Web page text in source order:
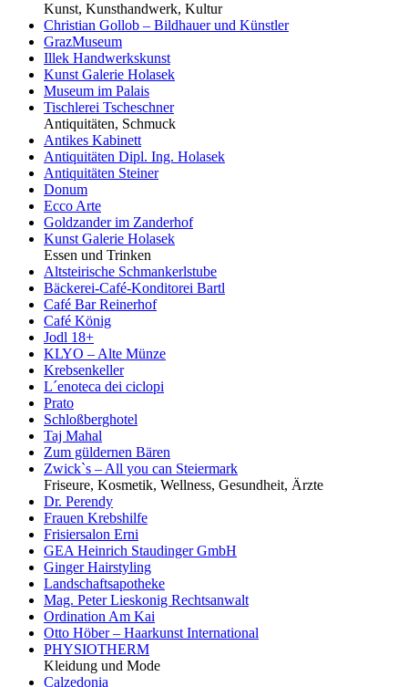
Kunst, Kunsthandwerk, Kultur
Christian Gollob – Bildhauer und Künstler
GrazMuseum
Illek Handwerkskunst
Kunst Galerie Holasek
Museum im Palais
Tischlerei Tscheschner
Antiquitäten, Schmuck
Antikes Kabinett
Antiquitäten Dipl. Ing. Holasek
Antiquitäten Steiner
Donum
Ecco Arte
Goldzander im Zanderhof
Kunst Galerie Holasek
Essen und Trinken
Altsteirische Schmankerlstube
Bäckerei-Café-Konditorei Bartl
Café Bar Reinerhof
Café König
Jodl 18+
KLYO – Alte Münze
Krebsenkeller
L´enoteca dei ciclopi
Prato
Schloßberghotel
Taj Mahal
Zum güldernen Bären
Zwick`s – All you can Steiermark
Friseure, Kosmetik, Wellness, Gesundheit, Ärzte
Dr. Perendy
Frauen Krebshilfe
Frisiersalon Erni
GEA Heinrich Staudinger GmbH
Ginger Hairstyling
Landschaftsapotheke
Mag. Peter Lieskonig Rechtsanwalt
Ordination Am Kai
Otto Höber – Haarkunst International
PHYSIOTHERM
Kleidung und Mode
Calzedonia